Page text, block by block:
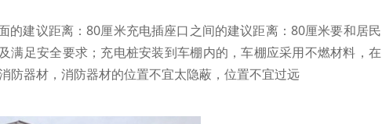
建议距离：80厘米充电插座口之间的建议距离：80厘米要和居民
满足安全要求；充电桩安装到车棚内的，车棚应采用不燃材料，在
防器材，消防器材的位置不宜太隐蔽，位置不宜过远